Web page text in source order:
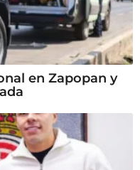
en Zapopan y